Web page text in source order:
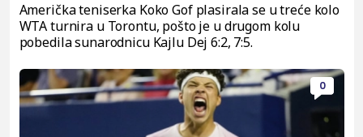
Američka teniserka Koko Gof plasirala se u treće kolo
WTA turnira u Torontu, pošto je u drugom kolu
pobedila sunarodnicu Kajlu Dej 6:2, 7:5.
0